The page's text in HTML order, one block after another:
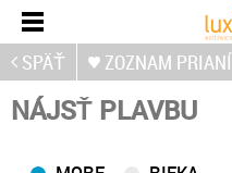
SPÄŤ ZOZNAM PRIANÍ
NÁJSŤ PLAVBU